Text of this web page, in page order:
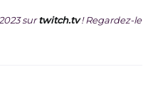
surtwitch.tv ! Regardez-le